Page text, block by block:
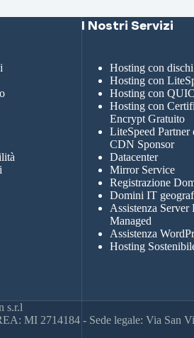
I Nostri Servizi
Hosting con
Hosting con
Hosting con
Hosting con
Encrypt Gratuito
LiteSpeed
CDN Sponsor
Datacenter
Mirror Service
Registrazione
Domini IT
Assistenza
Managed
Assistenza
Hosting
s.r.l
MI 2714184 - Sede legale: Via San